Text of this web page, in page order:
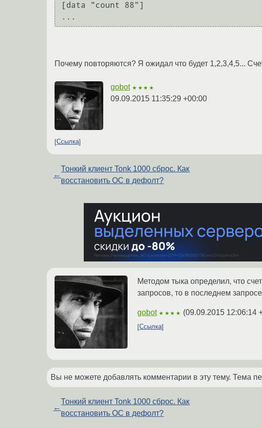
[data "count 88"]
Почему повторяются? Я ожидал что будет 1,2,3,4,5...
gobot ★★★★
09.09.2015 11:35:29 +00:00
Ссылка
←
Тонкий клиент Tonk 1000 сброс. Как
восстановить ОС в дефолт?
Методом тыка определил, что
запросов, то в последнем
gobot ★★★★ (09.09.2015 12:06:14
Ссылка
Вы не можете добавлять комментарии в эту тему. Тема
←
Тонкий клиент Tonk 1000 сброс. Как
восстановить ОС в дефолт?